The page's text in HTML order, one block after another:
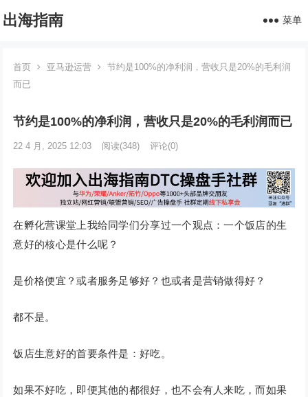
出海指南 菜单
首页 亚马逊运营
节约是100%的净利润，营收只是20%的毛利润
而已
节约是100%的净利润，营收只是20%的毛利润而已
22 4 月, 2025 12:03 阅读(348) 评论(0)
在孵化营课堂上我给同学们分享过一个观点：一个饭店的生
意好的核心是什么呢？
是价格便宜？或者服务足够好？也或者是营销做得好？
都不是。
饭店生意好的首要条件是：好吃。
如果不好吃，即便其他的都很好，也不会有人来吃，而如果